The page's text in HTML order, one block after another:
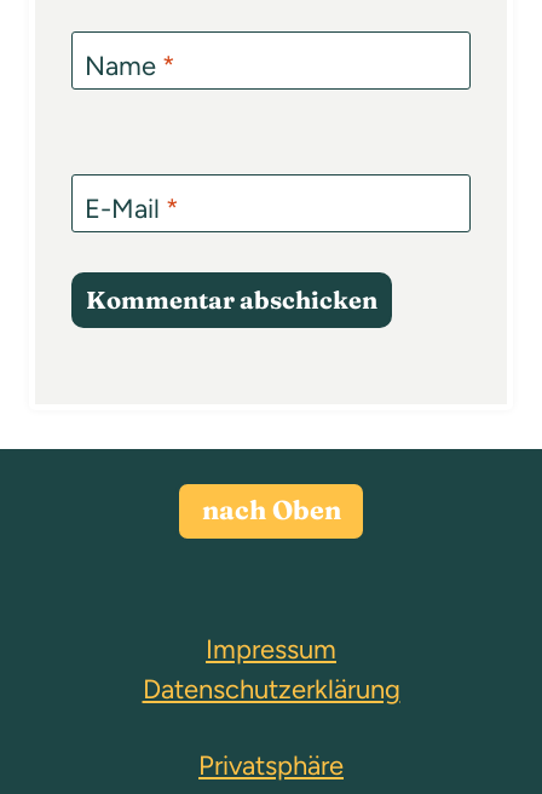
Name *
E-Mail *
nach Oben
Impressum
Datenschutzerklärung
Privatsphäre